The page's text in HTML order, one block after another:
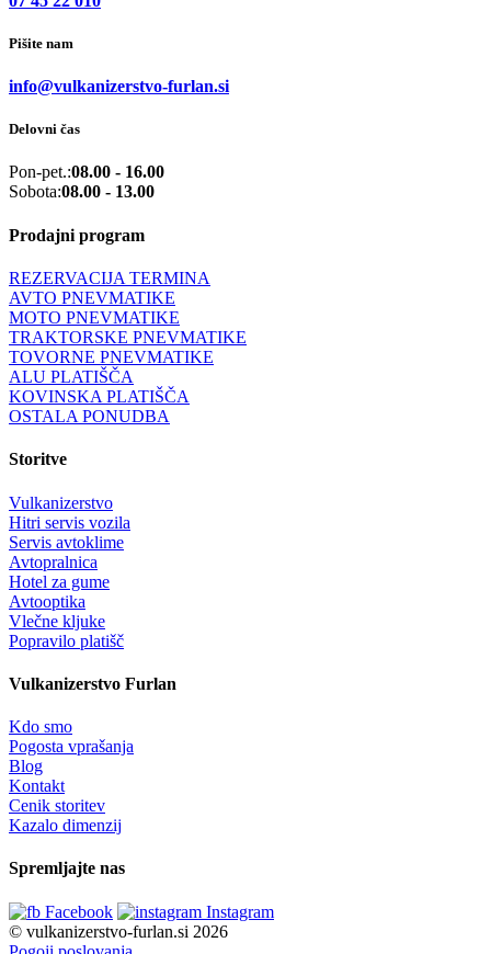
Pišite nam
info@vulkanizerstvo-furlan.si
Delovni čas
Pon-pet.:08.00 - 16.00
Sobota:08.00 - 13.00
Prodajni program
REZERVACIJA TERMINA
AVTO PNEVMATIKE
MOTO PNEVMATIKE
TRAKTORSKE PNEVMATIKE
TOVORNE PNEVMATIKE
ALU PLATIŠČA
KOVINSKA PLATIŠČA
OSTALA PONUDBA
Storitve
Vulkanizerstvo
Hitri servis vozila
Servis avtoklime
Avtopralnica
Hotel za gume
Avtooptika
Vlečne kljuke
Popravilo platišč
Vulkanizerstvo Furlan
Kdo smo
Pogosta vprašanja
Blog
Kontakt
Cenik storitev
Kazalo dimenzij
Spremljajte nas
Facebook
Instagram
© vulkanizerstvo-furlan.si 2026